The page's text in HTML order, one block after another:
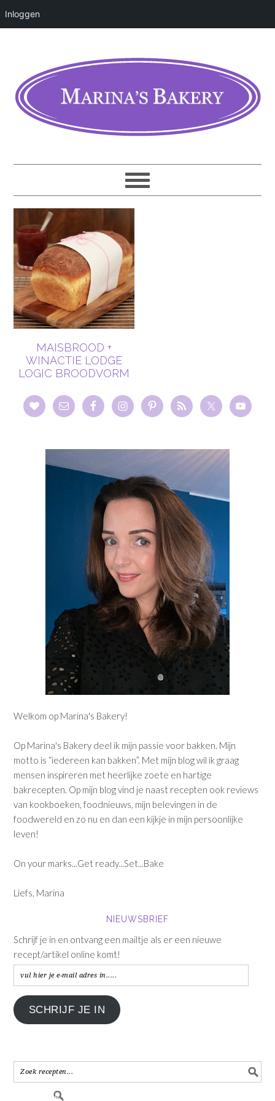
Inloggen
MAISBROOD +
WINACTIE LODGE
LOGIC BROODVORM
Welkom op Marina's Bakery!
Op Marina's Bakery deel ik mijn passie voor bakken. Mijn
motto is “iedereen kan bakken”. Met mijn blog wil ik graag
mensen inspireren met heerlijke zoete en hartige
bakrecepten. Op mijn blog vind je naast recepten ook reviews
van kookboeken, foodnieuws, mijn belevingen in de
foodwereld en zo nu en dan een kijkje in mijn persoonlijke
leven!
On your marks...Get ready...Set...Bake
Liefs, Marina
NIEUWSBRIEF
Schrijf je in en ontvang een mailtje als er een nieuwe
recept/artikel online komt!
vul
hier
je
e-
in.....
SCHRIJF JE IN